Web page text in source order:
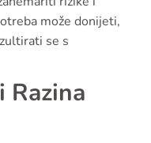
može donijeti,
se s
Razina